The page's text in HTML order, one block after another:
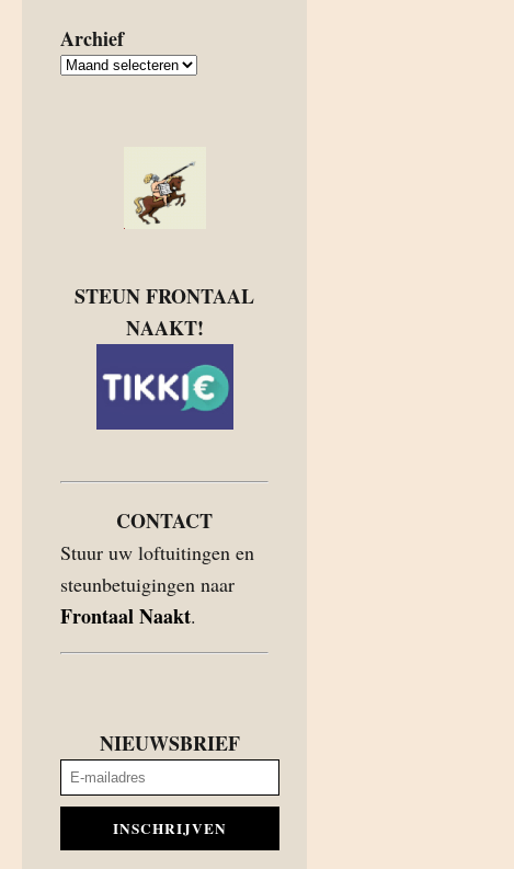
Archief
Archief
STEUN FRONTAAL
NAAKT!
CONTACT
Stuur uw loftuitingen en
steunbetuigingen naar
Frontaal Naakt.
NIEUWSBRIEF
INSCHRIJVEN